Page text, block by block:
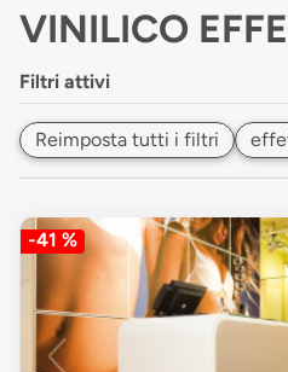
VINILICO
Filtri attivi
Reimposta tutti i filtri
-41 %